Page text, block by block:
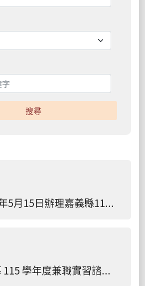
本中心115年5月15日辦理嘉義縣114學年度中輟生預防追蹤與復學輔導工作實施計畫–中輟復學輔導知能研習，歡迎踴躍報名參加!!(報名至115/05/11截止)
本中心招募 115 學年度兼職實習諮商心理師公告